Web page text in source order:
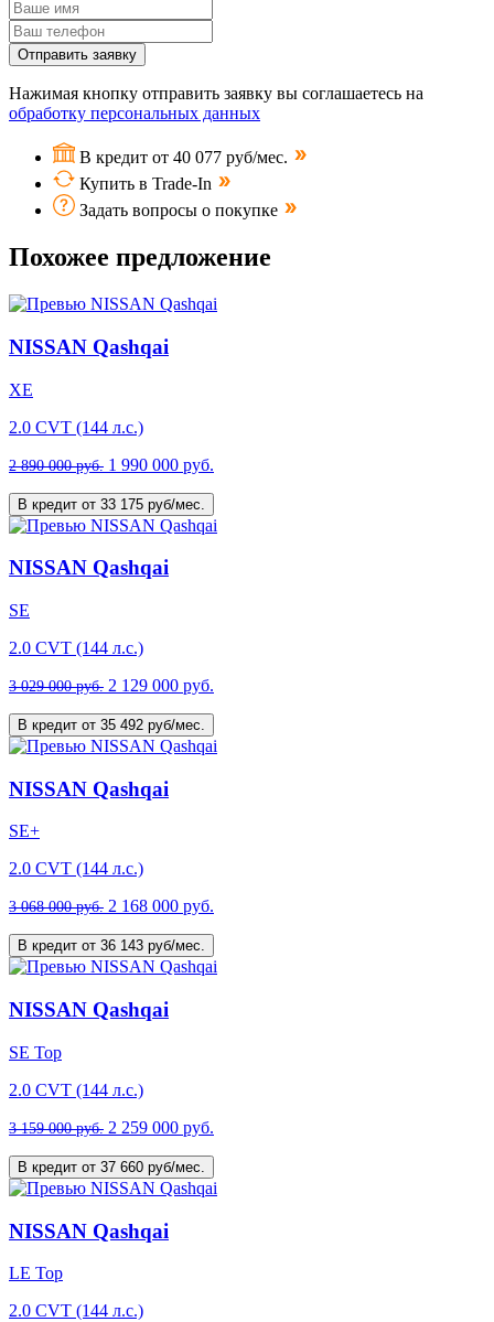
Отправить заявку
Нажимая кнопку отправить заявку вы соглашаетесь на
обработку персональных данных
В кредит от 40 077 руб/мес.
Купить в Trade-In
Задать вопросы о покупке
Похожее предложение
NISSAN Qashqai
XE
2.0 CVT (144 л.с.)
2 890 000 руб. 1 990 000 руб.
В кредит от 33 175 руб/мес.
NISSAN Qashqai
SE
2.0 CVT (144 л.с.)
3 029 000 руб. 2 129 000 руб.
В кредит от 35 492 руб/мес.
NISSAN Qashqai
SE+
2.0 CVT (144 л.с.)
3 068 000 руб. 2 168 000 руб.
В кредит от 36 143 руб/мес.
NISSAN Qashqai
SE Top
2.0 CVT (144 л.с.)
3 159 000 руб. 2 259 000 руб.
В кредит от 37 660 руб/мес.
NISSAN Qashqai
LE Top
2.0 CVT (144 л.с.)